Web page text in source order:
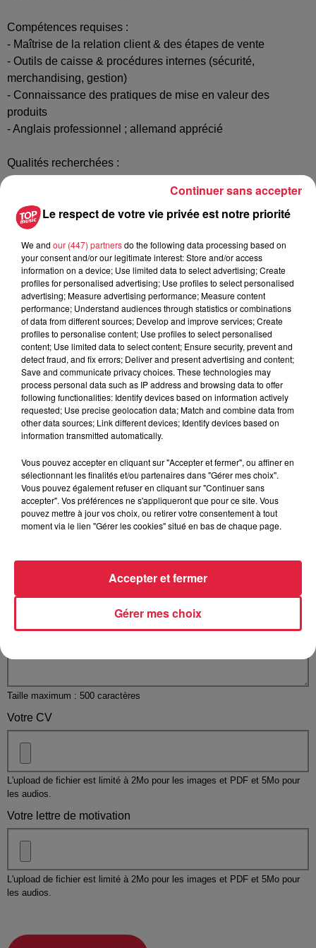
Compétences requises :
- Maîtrise de la relation client & des étapes de vente
- Outils de caisse & procédures internes (sécurité,
merchandising, gestion)
- Connaissance des pratiques de mise en valeur des
produits
- Anglais professionnel ; allemand apprécié
Qualités recherchées :
- Sens du relationnel et du commerce
- Respect, empathie
Postulez à l'offre : Conseiller de Vente (H/F)
Votre nom *
Votre e-mail*
Votre n° de téléphone*
Taille maximum : 500 caractères
Votre CV
L'upload de fichier est limité à 2Mo pour les images et PDF et 5Mo pour
les audios.
Votre lettre de motivation
L'upload de fichier est limité à 2Mo pour les images et PDF et 5Mo pour
les audios.
Le respect de votre vie privée est notre priorité
We and our (447) partnersdo the following data processing based on
your consent and/or our legitimate interest: Store and/or access
information on a device; Use limited data to select advertising; Create
profiles for personalised advertising; Use profiles to select personalised
advertising; Measure advertising performance; Measure content
performance; Understand audiences through statistics or combinations
of data from different sources; Develop and improve services; Create
profiles to personalise content; Use profiles to select personalised
content; Use limited data to select content; Ensure security, prevent and
detect fraud, and fix errors; Deliver and present advertising and content;
Save and communicate privacy choices. These technologies may
process personal data such as IP address and browsing data to offer
following functionalities: Identify devices based on information actively
requested; Use precise geolocation data; Match and combine data from
other data sources; Link different devices; Identify devices based on
information transmitted automatically.
Vous pouvez accepter en cliquant sur "Accepter et fermer", ou affiner en
sélectionnant les finalités et/ou partenaires dans "Gérer mes choix".
Vous pouvez également refuser en cliquant sur "Continuer sans
accepter". Vos préférences ne s'appliqueront que pour ce site. Vous
pouvez mettre à jour vos choix, ou retirer votre consentement à tout
moment via le lien "Gérer les cookies" situé en bas de chaque page.
Gérer mes choix
Accepter et fermer
Continuer sans accepter